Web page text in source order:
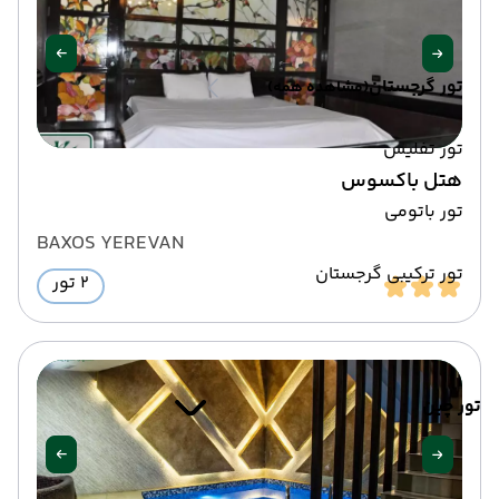
تور گرجستان(مشاهده همه)
تور تفلیس
تور باتومی
تور ترکیبی گرجستان
تور چین
هتل باکسوس
BAXOS YEREVAN
2 تور